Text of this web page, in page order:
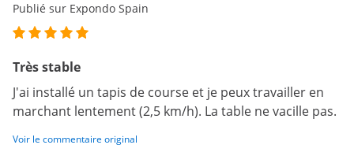
Publié sur Expondo Spain
Très stable
J'ai installé un tapis de course et je peux travailler en
marchant lentement (2,5 km/h). La table ne vacille pas.
Voir le commentaire original